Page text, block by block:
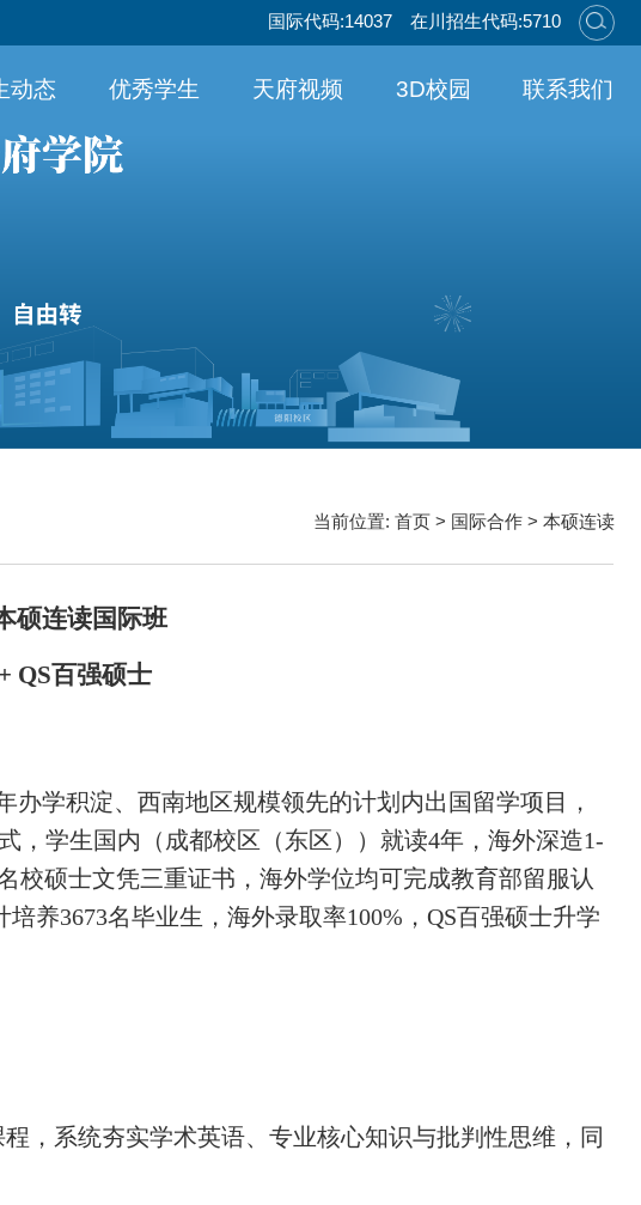
国际代码:14037 在川招生代码:5710
动态 优秀学生 天府视频 3D校园 联系我们
当前位置: 首页> 国际合作> 本硕连读
硕连读国际班
QS百强硕士
学积淀、西南地区规模领先的计划内出国留学项目，
，学生国内（成都校区（东区））就读4年，海外深造1-
校硕士文凭三重证书，海外学位均可完成教育部留服认
养3673名毕业生，海外录取率100%，QS百强硕士升学
，系统夯实学术英语、专业核心知识与批判性思维，同